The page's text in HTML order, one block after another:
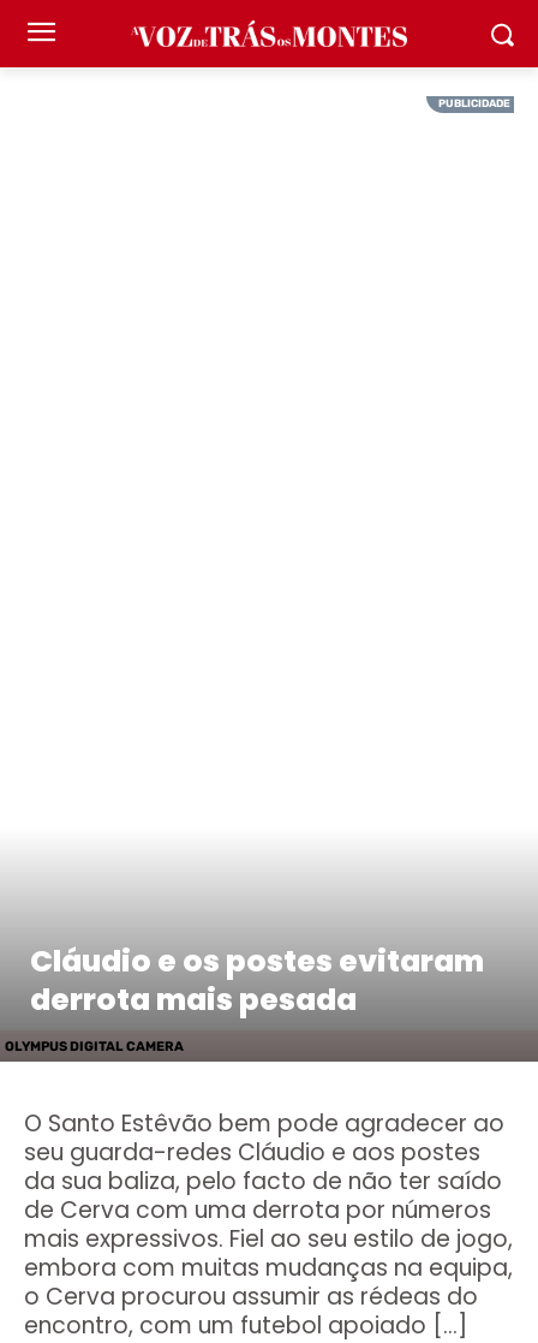
OLYMPUS DIGITAL CAMERA
Cláudio e os postes evitaram
derrota mais pesada
O Santo Estêvão bem pode agradecer ao
seu guarda-redes Cláudio e aos postes
da sua baliza, pelo facto de não ter saído
de Cerva com uma derrota por números
mais expressivos. Fiel ao seu estilo de jogo,
embora com muitas mudanças na equipa,
o Cerva procurou assumir as rédeas do
encontro, com um futebol apoiado […]